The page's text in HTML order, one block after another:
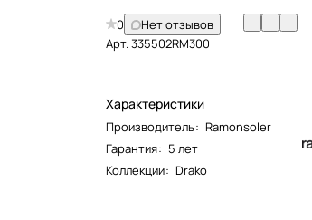
0
Нет отзывов
Арт.335502RM300
Характеристики
Производитель: Ramonsoler
Гарантия: 5 лет
Коллекции: Drako